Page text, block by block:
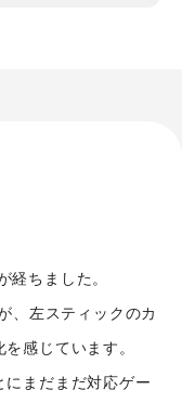
ちました。
、左スティックのカ
感じています。
まだまだ対応ゲー